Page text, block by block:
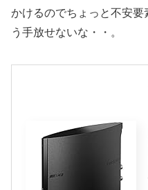
かけるのでちょっと不安
う手放せないな・・。